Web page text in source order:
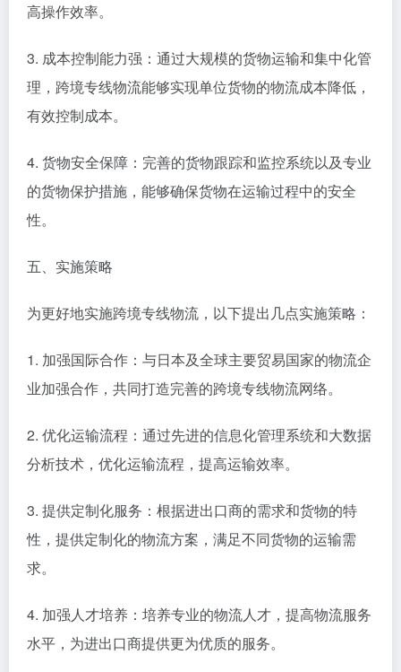
高操作效率。
3. 成本控制能力强：通过大规模的货物运输和集中化管
理，跨境专线物流能够实现单位货物的物流成本降低，
有效控制成本。
4. 货物安全保障：完善的货物跟踪和监控系统以及专业
的货物保护措施，能够确保货物在运输过程中的安全
性。
五、实施策略
为更好地实施跨境专线物流，以下提出几点实施策略：
1. 加强国际合作：与日本及全球主要贸易国家的物流企
业加强合作，共同打造完善的跨境专线物流网络。
2. 优化运输流程：通过先进的信息化管理系统和大数据
分析技术，优化运输流程，提高运输效率。
3. 提供定制化服务：根据进出口商的需求和货物的特
性，提供定制化的物流方案，满足不同货物的运输需
求。
4. 加强人才培养：培养专业的物流人才，提高物流服务
水平，为进出口商提供更为优质的服务。